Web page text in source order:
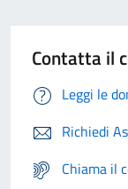
Contatta il
Leggi le
Richiedi
Chiama il